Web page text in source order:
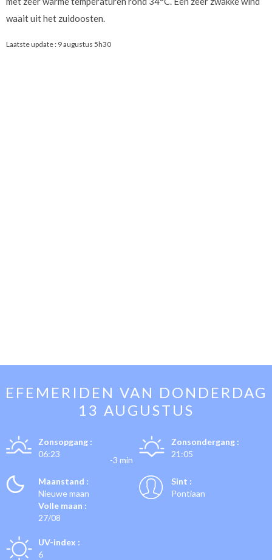
waait uit het zuidoosten.
Laatste update : 9 augustus 5h30
EFEMERIDEN VAN DONDERDAG
13 AUGUSTUS
Zonsopgang :
06:23
-3 min
Zonsondergang :
21:05
Maanstand :
Nieuwe maan
Volle maan :
27/08
Sint :
Pontiaan
UV-index :
6